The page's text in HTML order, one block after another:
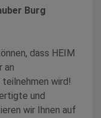
Burg
dass HEIM
an
teilnehmen wird!
und
wir Ihnen auf